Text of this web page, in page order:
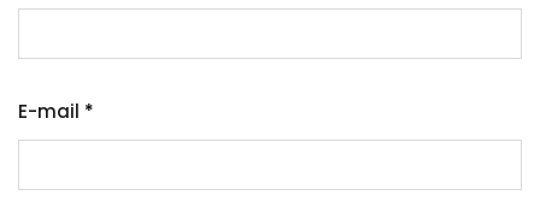
E-mail *